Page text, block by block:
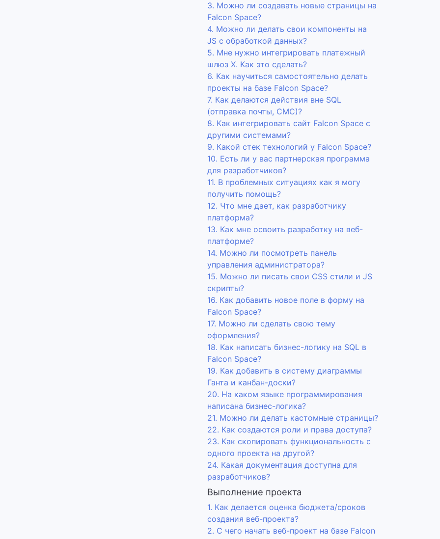
3. Можно ли создавать новые страницы на
Falcon Space?
4. Можно ли делать свои компоненты на
JS с обработкой данных?
5. Мне нужно интегрировать платежный
шлюз Х. Как это сделать?
6. Как научиться самостоятельно делать
проекты на базе Falcon Space?
7. Как делаются действия вне SQL
(отправка почты, СМС)?
8. Как интегрировать сайт Falcon Space с
другими системами?
9. Какой стек технологий у Falcon Space?
10. Есть ли у вас партнерская программа
для разработчиков?
11. В проблемных ситуациях как я могу
получить помощь?
12. Что мне дает, как разработчику
платформа?
13. Как мне освоить разработку на веб-
платформе?
14. Можно ли посмотреть панель
управления администратора?
15. Можно ли писать свои CSS стили и JS
скрипты?
16. Как добавить новое поле в форму на
Falcon Space?
17. Можно ли сделать свою тему
оформления?
18. Как написать бизнес-логику на SQL в
Falcon Space?
19. Как добавить в систему диаграммы
Ганта и канбан-доски?
20. На каком языке программирования
написана бизнес-логика?
21. Можно ли делать кастомные страницы?
22. Как создаются роли и права доступа?
23. Как скопировать функциональность с
одного проекта на другой?
24. Какая документация доступна для
разработчиков?
Выполнение проекта
1. Как делается оценка бюджета/сроков
создания веб-проекта?
2. С чего начать веб-проект на базе Falcon